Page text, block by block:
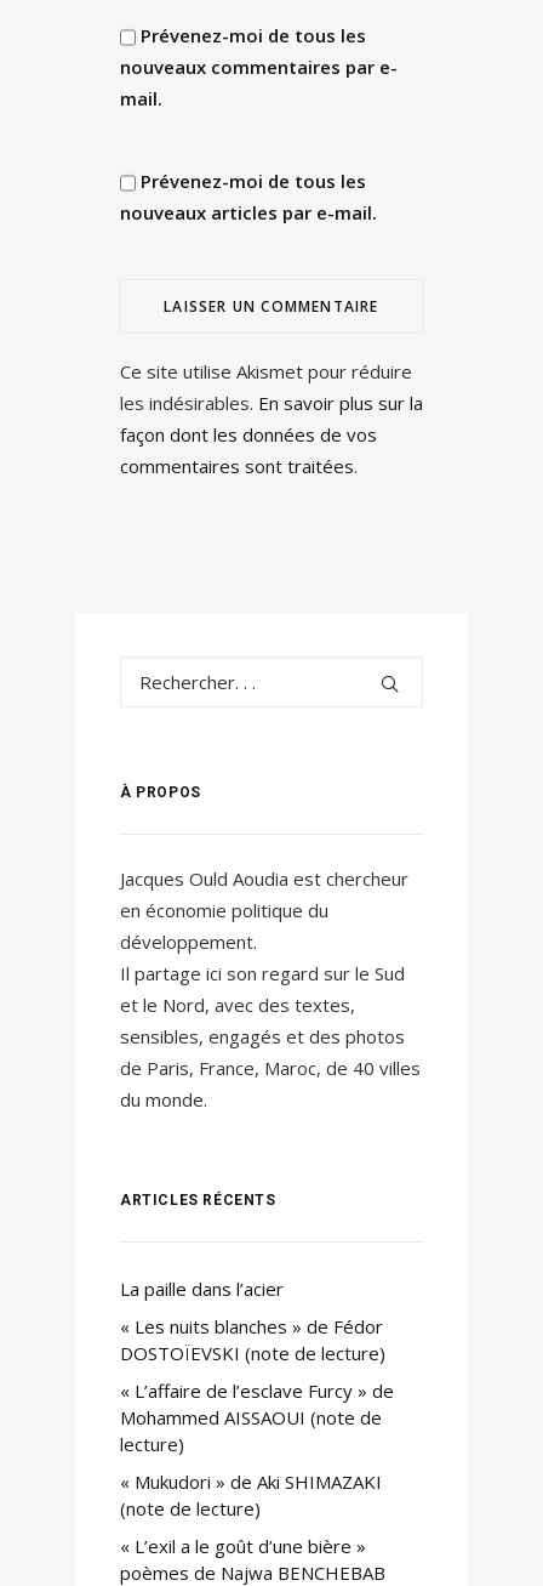
Prévenez-moi de tous les
nouveaux commentaires par e-
mail.
Prévenez-moi de tous les
nouveaux articles par e-mail.
Ce site utilise Akismet pour réduire
les indésirables. En savoir plus sur la
façon dont les données de vos
commentaires sont traitées.
À PROPOS
Jacques Ould Aoudia est chercheur
en économie politique du
développement.
Il partage ici son regard sur le Sud
et le Nord, avec des textes,
sensibles, engagés et des photos
de Paris, France, Maroc, de 40 villes
du monde.
ARTICLES RÉCENTS
La paille dans l’acier
« Les nuits blanches » de Fédor
DOSTOÏEVSKI (note de lecture)
« L’affaire de l’esclave Furcy » de
Mohammed AISSAOUI (note de
lecture)
« Mukudori » de Aki SHIMAZAKI
(note de lecture)
« L’exil a le goût d’une bière »
poèmes de Najwa BENCHEBAB